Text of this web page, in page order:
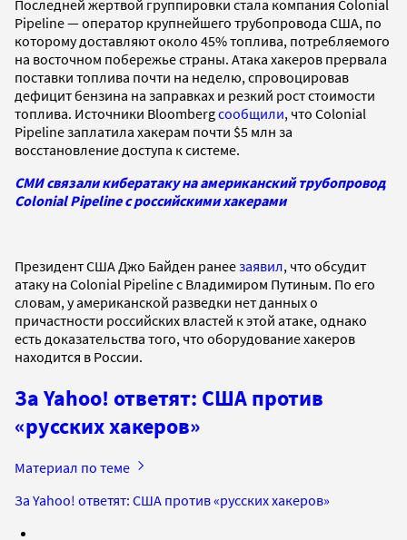
Последней жертвой группировки стала компания Colonial
Pipeline — оператор крупнейшего трубопровода США, по
которому доставляют около 45% топлива, потребляемого
на восточном побережье страны. Атака хакеров прервала
поставки топлива почти на неделю, спровоцировав
дефицит бензина на заправках и резкий рост стоимости
топлива. Источники Bloombergсообщили, что Colonial
Pipeline заплатила хакерам почти $5 млн за
восстановление доступа к системе.
СМИ связали кибератаку на американский трубопровод
Colonial Pipeline с российскими хакерами
Президент США Джо Байден ранеезаявил, что обсудит
атаку на Colonial Pipeline с Владимиром Путиным. По его
словам, у американской разведки нет данных о
причастности российских властей к этой атаке, однако
есть доказательства того, что оборудование хакеров
находится в России.
За Yahoo! ответят: США против
«русских хакеров»
Материал по теме
За Yahoo! ответят: США против «русских хакеров»